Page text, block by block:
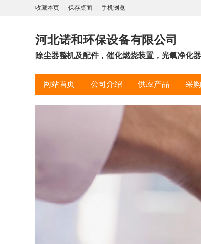
收藏本页 保存桌面 手机浏览
河北诺和环保设备有限公司
除尘器整机及配件，催化燃烧装置，光氧净化器
网站首页 公司介绍 供应产品 采